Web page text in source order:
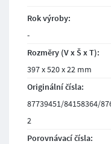
Rok výroby:
-
Rozměry (V x Š x T):
397 x 520 x 22 mm
Originální čísla:
87739451/84158364/
2
Porovnávací čísla: